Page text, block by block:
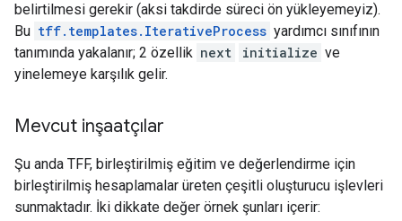
belirtilmesi gerekir (aksi takdirde süreci ön yükleyemeyiz).
Bu tff.templates.IterativeProcess yardımcı sınıfının
tanımında yakalanır; 2 özellik next initialize ve
yinelemeye karşılık gelir.
Mevcut inşaatçılar
Şu anda TFF, birleştirilmiş eğitim ve değerlendirme için
birleştirilmiş hesaplamalar üreten çeşitli oluşturucu işlevleri
sunmaktadır. İki dikkate değer örnek şunları içerir: